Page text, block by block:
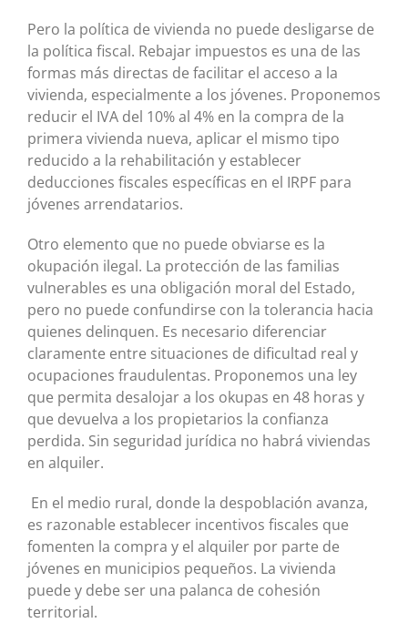
Pero la política de vivienda no puede desligarse de
la política fiscal. Rebajar impuestos es una de las
formas más directas de facilitar el acceso a la
vivienda, especialmente a los jóvenes. Proponemos
reducir el IVA del 10% al 4% en la compra de la
primera vivienda nueva, aplicar el mismo tipo
reducido a la rehabilitación y establecer
deducciones fiscales específicas en el IRPF para
jóvenes arrendatarios.
Otro elemento que no puede obviarse es la
okupación ilegal. La protección de las familias
vulnerables es una obligación moral del Estado,
pero no puede confundirse con la tolerancia hacia
quienes delinquen. Es necesario diferenciar
claramente entre situaciones de dificultad real y
ocupaciones fraudulentas. Proponemos una ley
que permita desalojar a los okupas en 48 horas y
que devuelva a los propietarios la confianza
perdida. Sin seguridad jurídica no habrá viviendas
en alquiler.
En el medio rural, donde la despoblación avanza,
es razonable establecer incentivos fiscales que
fomenten la compra y el alquiler por parte de
jóvenes en municipios pequeños. La vivienda
puede y debe ser una palanca de cohesión
territorial.